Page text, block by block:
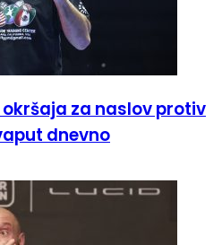
za naslov protiv
dnevno